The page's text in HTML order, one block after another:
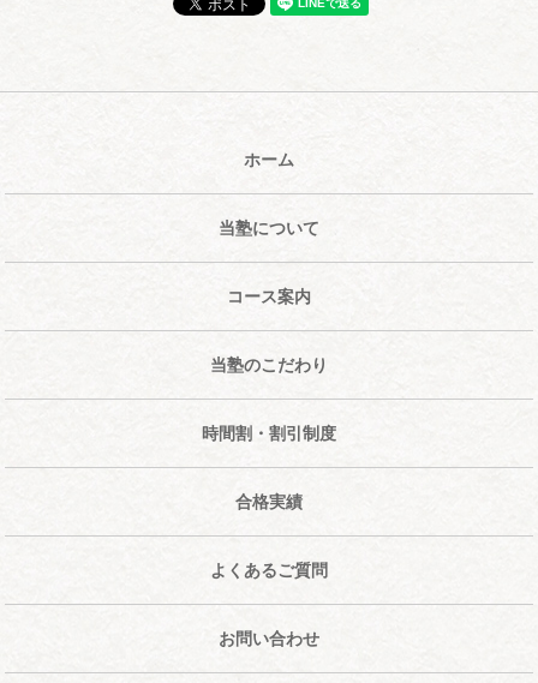
ホーム
当塾について
コース案内
当塾のこだわり
時間割・割引制度
合格実績
よくあるご質問
お問い合わせ